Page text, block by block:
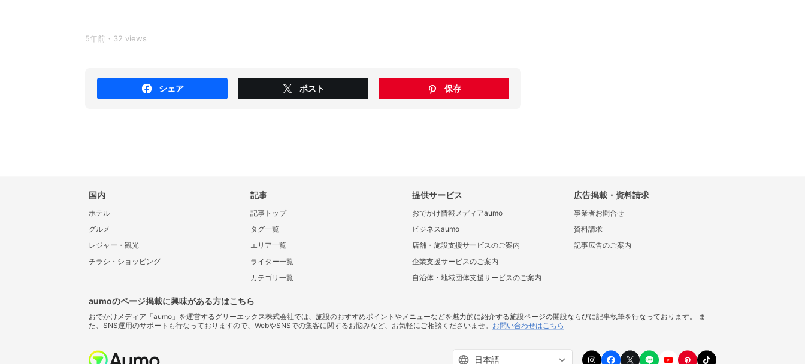
5年前・32 views
シェア ポスト 保存
国内
ホテル
グルメ
レジャー・観光
チラシ・ショッピング
記事
記事トップ
タグ一覧
エリア一覧
ライター一覧
カテゴリ一覧
提供サービス
おでかけ情報メディアaumo
ビジネスaumo
店舗・施設支援サービスのご案内
企業支援サービスのご案内
自治体・地域団体支援サービスのご案内
広告掲載・資料請求
事業者お問合せ
資料請求
記事広告のご案内
aumoのページ掲載に興味がある方はこちら
おでかけメディア「aumo」を運営するグリーエックス株式会社では、施設のおすすめポイントやメニューなどを魅力的に紹介する施設ページの開設ならびに記事執筆を行なっております。 ま
た、SNS運用のサポートも行なっておりますので、WebやSNSでの集客に関するお悩みなど、お気軽にご相談くださいませ。 お問い合わせはこちら